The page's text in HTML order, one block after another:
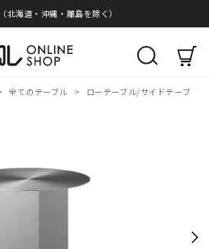
北海道・沖縄・離島を除く）
全てのテーブル >
ローテーブル/サイドテーブ